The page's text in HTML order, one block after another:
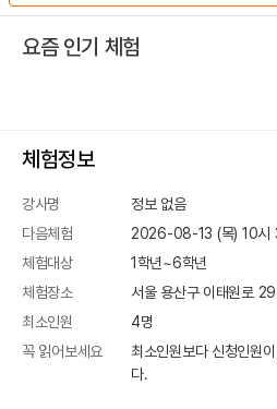
(평일 오전10시30분~오후5시까지
(잔여자리 문의는 상담전화로
이후 신청하시는 건은 배정 후 마
상담 번호로 문의하시면
** 수업은 최소4인, 최대6인
**개인 신청하시면 또래 친구와
그 외 5명 이상 단독팀은
요즘 인기 체험
체험정보
강사명
정보 없음
다음체험
2026-08-13 (목) 10시
체험대상
1학년~6학년
체험장소
서울 용산구 이태원로 29
최소인원
4명
꼭 읽어보세요
최소인원보다 신청인원
다.